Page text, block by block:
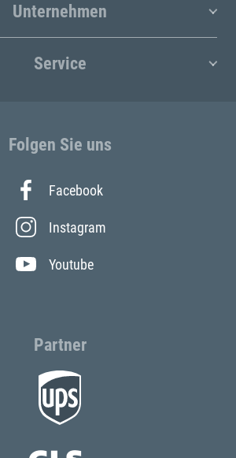
Unternehmen
Service
Folgen Sie uns
Facebook
Instagram
Youtube
Partner